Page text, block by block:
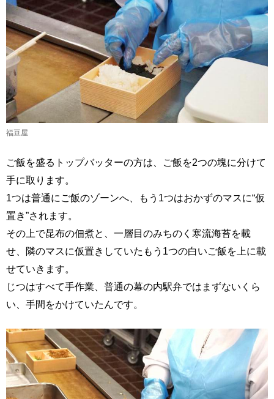
福豆屋
ご飯を盛るトップバッターの方は、ご飯を2つの塊に分けて
手に取ります。
1つは普通にご飯のゾーンへ、もう1つはおかずのマスに“仮
置き”されます。
その上で昆布の佃煮と、一層目のみちのく寒流海苔を載
せ、隣のマスに仮置きしていたもう1つの白いご飯を上に載
せていきます。
じつはすべて手作業、普通の幕の内駅弁ではまずないくら
い、手間をかけていたんです。